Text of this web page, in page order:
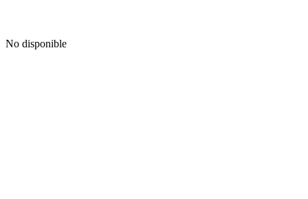
No disponible